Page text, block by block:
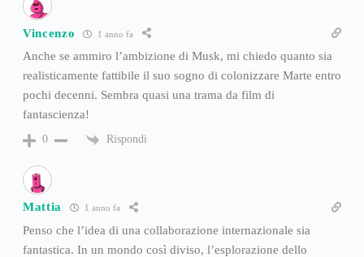
Vincenzo 1 anno fa
Anche se ammiro l’ambizione di Musk, mi chiedo quanto sia
realisticamente fattibile il suo sogno di colonizzare Marte entro
pochi decenni. Sembra quasi una trama da film di
fantascienza!
0 Rispondi
Mattia 1 anno fa
Penso che l’idea di una collaborazione internazionale sia
fantastica. In un mondo così diviso, l’esplorazione dello